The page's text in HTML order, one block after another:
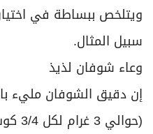
ويتلخص ببساطة في
سبيل المثال.
وعاء شوفان لذيذ
إن دقيق الشوفان مليء